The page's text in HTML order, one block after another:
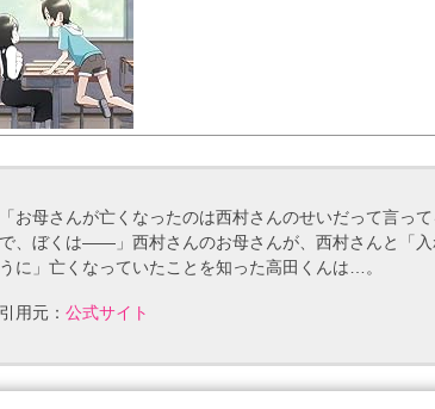
「お母さんが亡くなったのは西村さんのせいだって言っ
で、ぼくは――」西村さんのお母さんが、西村さんと「入
うに」亡くなっていたことを知った高田くんは…。
引用元： 公式サイト